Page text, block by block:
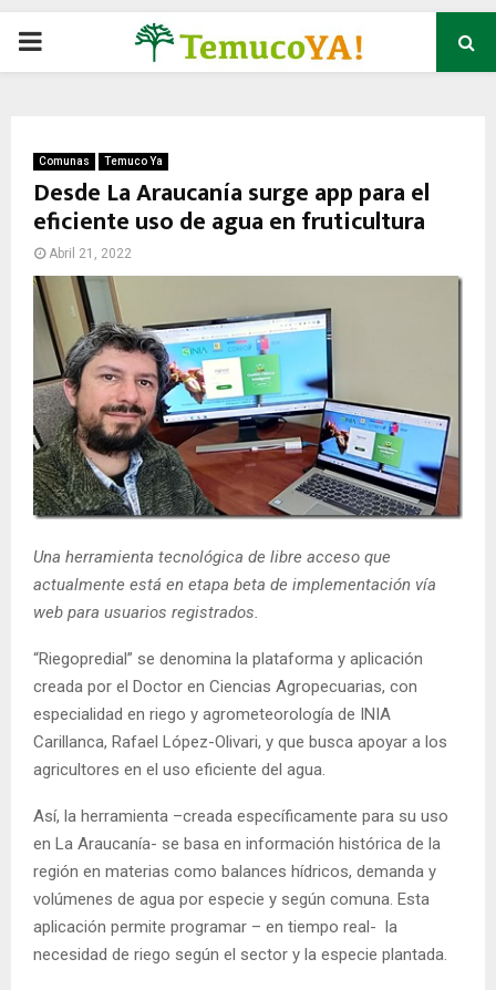
P
M
A
Y
M
E
N
Comunas Temuco Ya
Desde La Araucanía surge app para el
eficiente uso de agua en fruticultura
Abril 21, 2022
Una herramienta tecnológica de libre acceso que
actualmente está en etapa beta de implementación vía
web para usuarios registrados.
“Riegopredial” se denomina la plataforma y aplicación
creada por el Doctor en Ciencias Agropecuarias, con
especialidad en riego y agrometeorología de INIA
Carillanca, Rafael López-Olivari, y que busca apoyar a los
agricultores en el uso eficiente del agua.
Así, la herramienta –creada específicamente para su uso
en La Araucanía- se basa en información histórica de la
región en materias como balances hídricos, demanda y
volúmenes de agua por especie y según comuna. Esta
aplicación permite programar – en tiempo real- la
necesidad de riego según el sector y la especie plantada.